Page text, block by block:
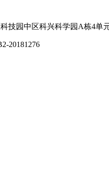
技园中区科兴科学园A栋4单
20181276